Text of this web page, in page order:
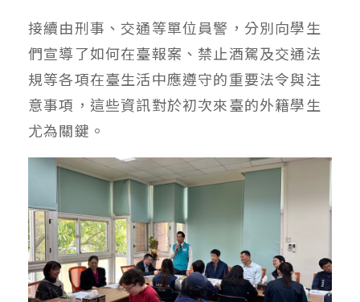
接續由刑事、交通等單位員警，分別向學生
們宣導了如何在臺報案、禁止酒駕及交通法
規等各項在臺生活中應遵守的重要法令與注
意事項，這些資訊對於初次來臺的外籍學生
尤為關鍵。